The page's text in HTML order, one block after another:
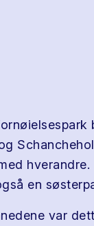
en
var